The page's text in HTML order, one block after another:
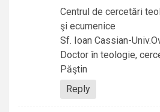
Centrul de cercetări
şi ecumenice
Sf. Ioan Cassian-
Doctor în teologie,
Păştin
Reply